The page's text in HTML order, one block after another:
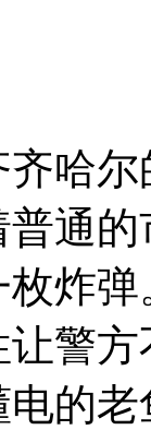
哈
通
炸
警
的